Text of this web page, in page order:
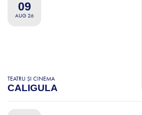
09
AUG 26
TEATRU ȘI CINEMA
CALIGULA